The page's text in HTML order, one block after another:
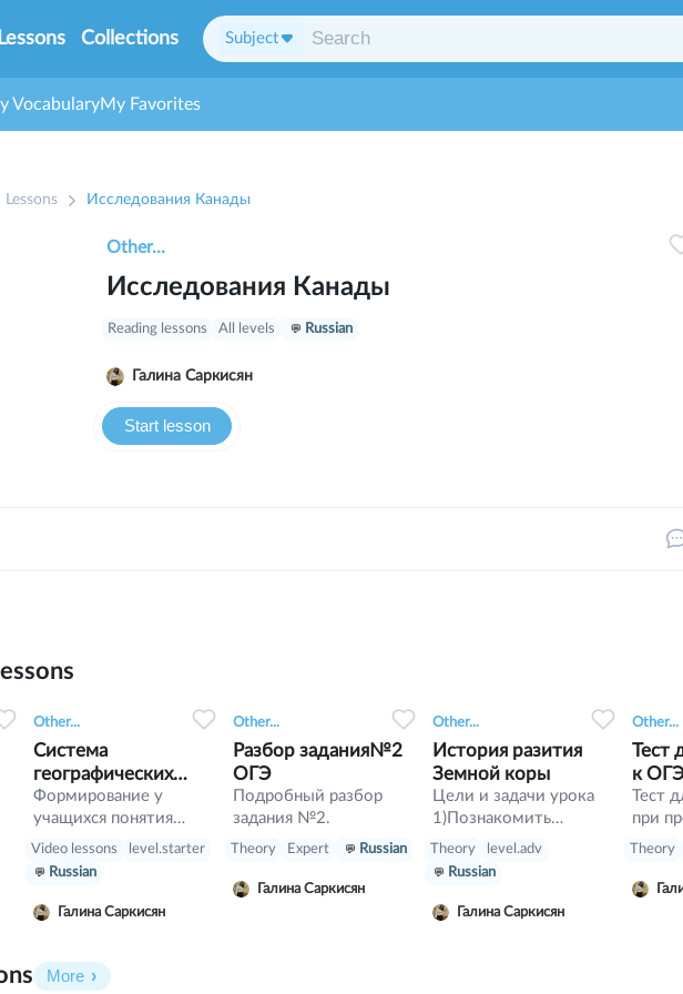
Lessons Collections Subject
VocabularyMy Favorites
Lessons Исследования Канады
Исследования Канады
Start lesson
Reading lessons All levels Russian
Галина Саркисян
Other...
Other...
Система
географических
координат
Формирование у
учащихся понятия
«географическая
широта»,
долгота»,
Комплексное
Video lessons
level.starter
Russian
Галина Саркисян
Other...
Разбор задания№2
ОГЭ
Подробный разбор
задания №2.
Theory Expert Russian
Галина Саркисян
Other...
История разития
Земной коры
Цели и задачи урока
1)Познакомить
обучающихся с
историей развития
Познакомить с
Theory
level.adv
Russian
Галина Саркисян
Other...
Тест
к ОГЭ
Тест
при
Theory
More